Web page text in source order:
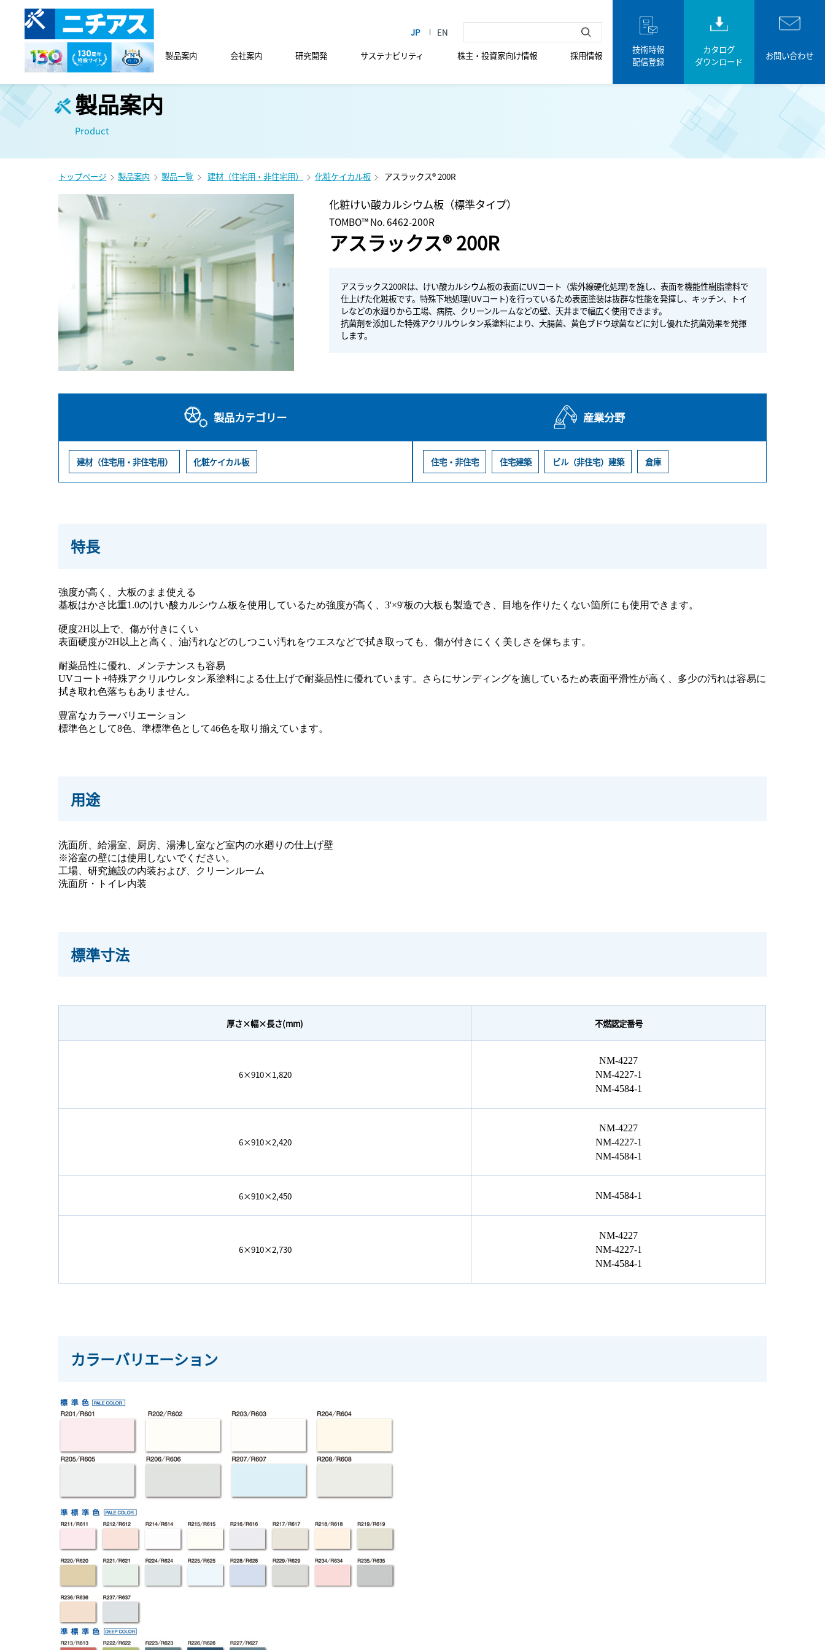
製品案内 会社案内 研究開発 サステナビリティ 株主・投資家向け情報 採用情報
技術時報
配信登録
カタログ
ダウンロード
お問い合わせ
製品案内
Product
トップページ 製品案内 製品一覧 建材（住宅用・非住宅用） 化粧ケイカル板 アスラックス® 200R
化粧けい酸カルシウム板（標準タイプ）
TOMBO™ No. 6462-200R
アスラックス® 200R
アスラックス200Rは、けい酸カルシウム板の表面にUVコート（紫外線硬化処理)を施し、表面を機能性樹脂塗料で
仕上げた化粧板です。特殊下地処理(UVコート)を行っているため表面塗装は抜群な性能を発揮し、キッチン、トイ
レなどの水廻りから工場、病院、クリーンルームなどの壁、天井まで幅広く使用できます。
抗菌剤を添加した特殊アクリルウレタン系塗料により、大腸菌、黄色ブドウ球菌などに対し優れた抗菌効果を発揮
します。
製品カテゴリー
建材（住宅用・非住宅用） 化粧ケイカル板
産業分野
住宅・非住宅 住宅建築 ビル（非住宅）建築 倉庫
特長
強度が高く、大板のまま使える
基板はかさ比重1.0のけい酸カルシウム板を使用しているため強度が高く、3'×9'板の大板も製造でき、目地を作りたくない箇所にも使用できます。
硬度2H以上で、傷が付きにくい
表面硬度が2H以上と高く、油汚れなどのしつこい汚れをウエスなどで拭き取っても、傷が付きにくく美しさを保ちます。
耐薬品性に優れ、メンテナンスも容易
UVコート+特殊アクリルウレタン系塗料による仕上げで耐薬品性に優れています。さらにサンディングを施しているため表面平滑性が高く、多少の汚れは容易に
拭き取れ色落ちもありません。
豊富なカラーバリエーション
標準色として8色、準標準色として46色を取り揃えています。
用途
洗面所、給湯室、厨房、湯沸し室など室内の水廻りの仕上げ壁
※浴室の壁には使用しないでください。
工場、研究施設の内装および、クリーンルーム
洗面所・トイレ内装
標準寸法
厚さ×幅×長さ(mm) 不燃認定番号
6×910×1,820
NM-4227
NM-4227-1
NM-4584-1
6×910×2,420
NM-4227
NM-4227-1
NM-4584-1
6×910×2,450 NM-4584-1
6×910×2,730
NM-4227
NM-4227-1
NM-4584-1
カラーバリエーション